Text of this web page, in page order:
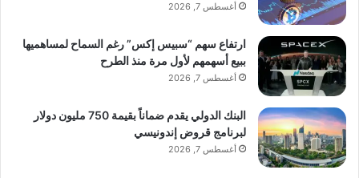
أغسطس 7, 2026
ارتفاع سهم “سبيس إكس” رغم السماح لمساهميها
ببيع أسهمهم لأول مرة منذ الطرح
أغسطس 7, 2026
البنك الدولي يقدم ضماناً بقيمة 750 مليون دولار
لبرنامج قروض إندونيسي
أغسطس 7, 2026